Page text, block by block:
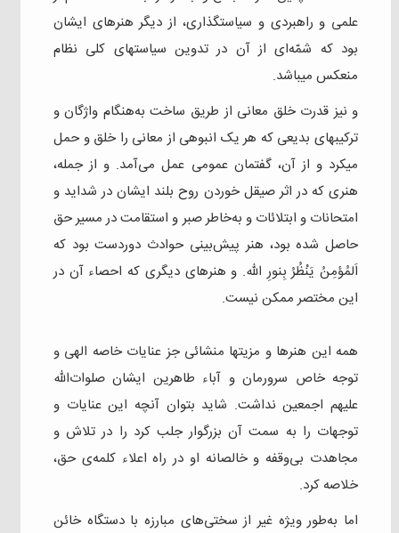
علمی و راهبردی و سیاستگذاری، از دیگر هنرهای ایشان
بود که شمّه‌ای از آن در تدوین سیاستهای کلی نظام
منعکس میباشد.
و نیز قدرت خلق معانی از طریق ساخت به‌هنگام واژگان و
ترکیبهای بدیعی که هر یک انبوهی از معانی را خلق و حمل
میکرد و از آن، گفتمان عمومی عمل می‌آمد. و از جمله،
هنری که در اثر صیقل خوردن روح بلند ایشان در شداید و
امتحانات و ابتلائات و به‌خاطر صبر و استقامت در مسیر حق
حاصل شده بود، هنر پیش‌بینی حوادث دوردست بود که
اَلمُؤمِنُ یَنْظُرُ بِنورِ الله. و هنرهای دیگری که احصاء آن در
این مختصر ممکن نیست.
همه‌ این هنرها و مزیتها منشائی جز عنایات خاصه الهی و
توجه خاص سرورمان و آباء طاهرین ایشان صلوات‌الله
علیهم اجمعین نداشت. شاید بتوان آنچه این عنایات و
توجهات را به سمت آن بزرگوار جلب کرد را در تلاش و
مجاهدت بی‌وقفه و خالصانه او در راه اعلاء کلمه‌ی حق،
خلاصه کرد.
اما به‌طور ویژه غیر از سختی‌های مبارزه با دستگاه خائن